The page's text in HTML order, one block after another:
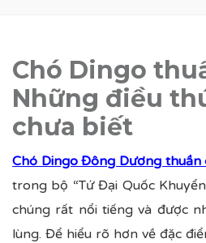
Chó Dingo
Những điều
chưa biết
Chó Dingo Đông Dương thuần
trong bộ “Tứ Đại Quốc
chúng rất nổi tiếng và được
lùng. Để hiểu rõ hơn về đặc